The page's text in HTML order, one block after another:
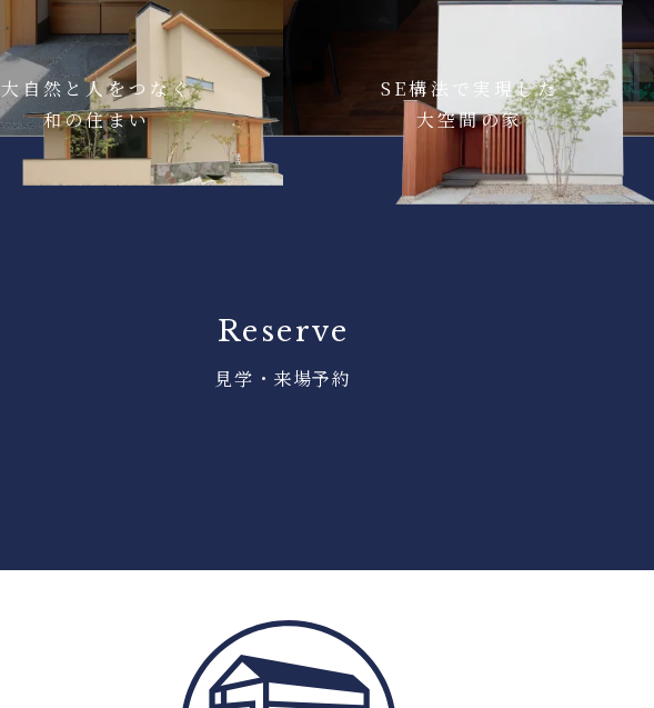
大自然と人をつなぐ
和の住まい
SE構法で実現した
大空間の家
Reserve
見学・来場予約